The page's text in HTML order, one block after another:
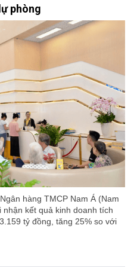
phòng
hàng TMCP Nam Á (Nam
nhận kết quả kinh doanh tích
tỷ đồng, tăng 25% so với